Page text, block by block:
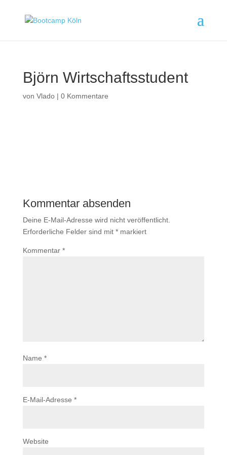
Björn Wirtschaftsstudent
von Vlado| 0 Kommentare
Kommentar absenden
Deine E-Mail-Adresse wird nicht veröffentlicht.
Erforderliche Felder sind mit *markiert
Kommentar *
Name *
E-Mail-Adresse *
Website